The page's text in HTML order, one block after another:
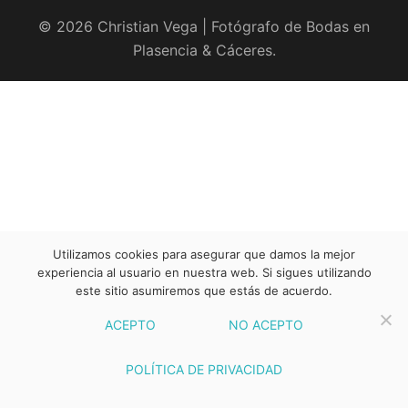
© 2026 Christian Vega | Fotógrafo de Bodas en
Plasencia & Cáceres.
Utilizamos cookies para asegurar que damos la mejor
experiencia al usuario en nuestra web. Si sigues utilizando
este sitio asumiremos que estás de acuerdo.
ACEPTO NO ACEPTO
POLÍTICA DE PRIVACIDAD